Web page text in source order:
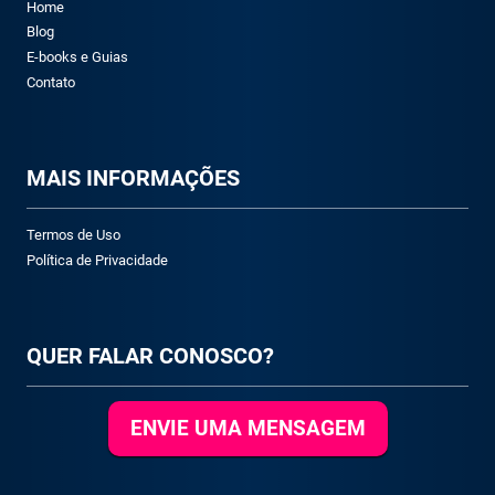
Home
Blog
E-books e Guias
Contato
MAIS INFORMAÇÕES
Termos de Uso
Política de Privacidade
QUER FALAR CONOSCO?
ENVIE UMA MENSAGEM